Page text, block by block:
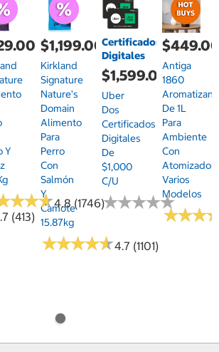
(413)
Postal
Y
★★★
★★★4.8 (1746)
$1,199.00
Kirkland
Signature
Nature's
Domain
Alimento
Para
Perro
Con
Salmón
Y
Camote
15.87kg
★★★★★
★★★★★4.7 (1101)
Certificados
Digitales
$1,599.00
Uber
Dos
Certificados
Digitales
De
$1,000
C/u
★★★★★
★★★★★
Antiga
1860
De 1L
Para
Ambiente
Con
Atomizador,
Varios
Modelos
★★★
★★★